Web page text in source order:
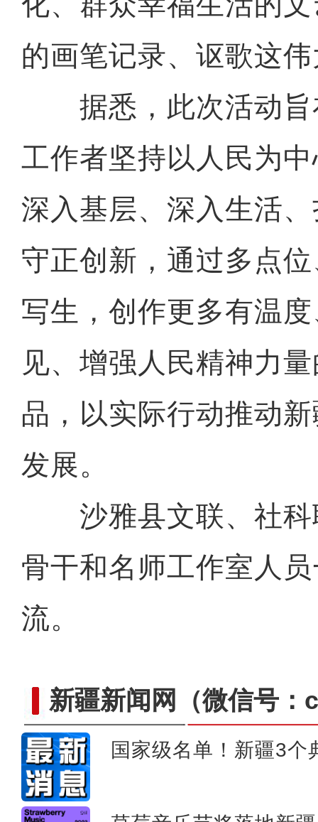
的画笔记录、讴歌这
据悉，此次活动旨
工作者坚持以人民为
深入基层、深入生活
守正创新，通过多点
写生，创作更多有温
见、增强人民精神力
品，以实际行动推动
发展。
沙雅县文联、社科
骨干和名师工作室人
流。
新疆新闻网 （微信号
国家级名单！新疆3个